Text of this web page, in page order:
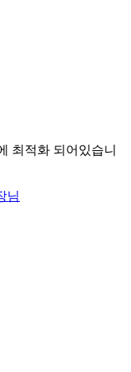
최적화 되어있습니
님